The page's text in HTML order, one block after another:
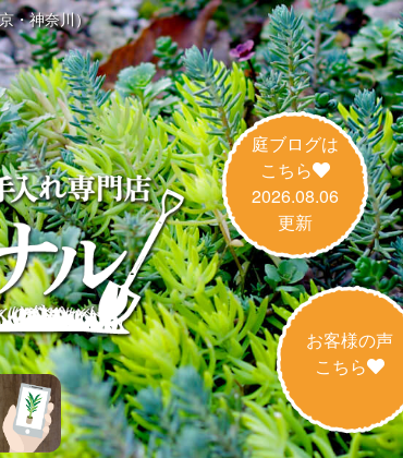
・神奈川）
庭ブログは
こちら
2026.08.06
更新
お客様の声
こちら